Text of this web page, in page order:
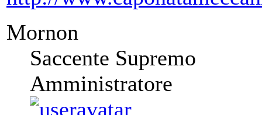
Mornon
Saccente Supremo
Amministratore